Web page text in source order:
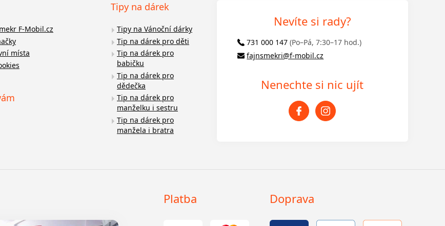
F-Mobil.cz
místa
Tipy na dárek
Tipy na Vánoční dárky
Tip na dárek pro děti
Tip na dárek pro
babičku
Tip na dárek pro
dědečka
Tip na dárek pro
manželku i sestru
Tip na dárek pro
manžela i bratra
Nevíte si rady?
731 000 147 (Po–Pá, 7:30–17 hod.)
fajnsmekri@f-mobil.cz
Nenechte si nic ujít
Platba Doprava